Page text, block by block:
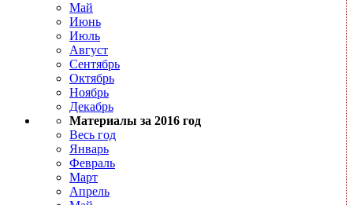
Май
Июнь
Июль
Август
Сентябрь
Октябрь
Ноябрь
Декабрь
Материалы за 2016 год
Весь год
Январь
Февраль
Март
Апрель